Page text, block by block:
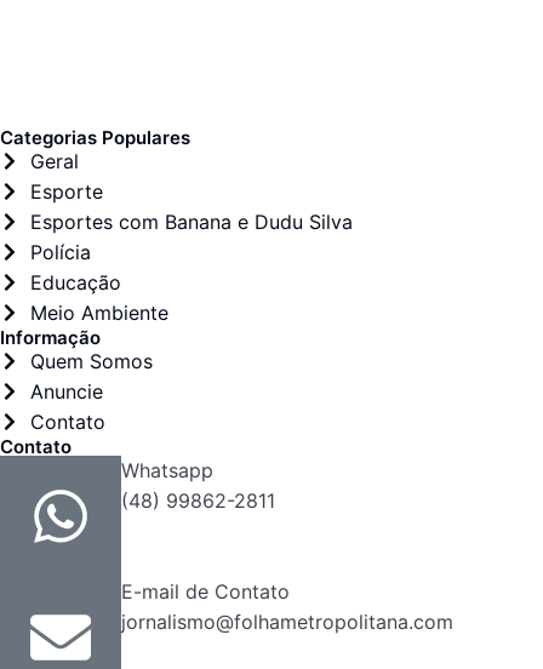
Categorias Populares
Geral
Esporte
Esportes com Banana e Dudu Silva
Polícia
Educação
Meio Ambiente
Informação
Quem Somos
Anuncie
Contato
Contato
Whatsapp
(48) 99862-2811
E-mail de Contato
jornalismo@folhametropolitana.com